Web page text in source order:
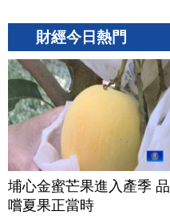
財經今日熱門
埔心金蜜芒果進入產季 品
嚐夏果正當時